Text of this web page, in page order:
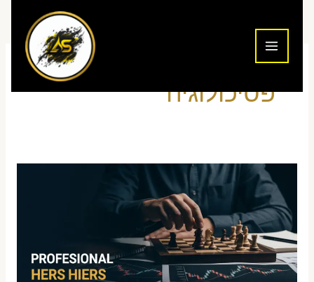
פסיכולוגיה
אינטואיציה
למסחר
יומי
דרך
תרגול